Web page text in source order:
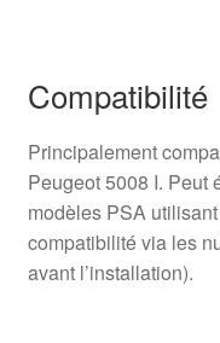
Compatibilité
Principalement
Peugeot 5008 I. Peut
modèles PSA
compatibilité via les
avant l’installation).